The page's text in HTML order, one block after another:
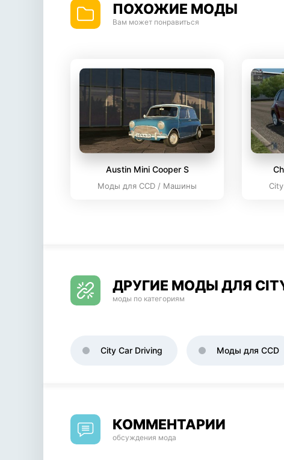
ПОХОЖИЕ МОДЫ
Вам может понравиться
Austin Mini Cooper S
Моды для CCD / Машины
ДРУГИЕ МОДЫ ДЛЯ CITY
моды по категориям
City Car Driving Моды для CCD
КОММЕНТАРИИ
обсуждения мода